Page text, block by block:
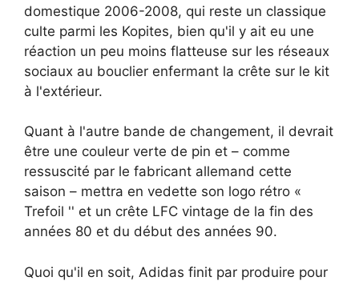
domestique 2006-2008, qui reste un classique
culte parmi les Kopites, bien qu'il y ait eu une
réaction un peu moins flatteuse sur les réseaux
sociaux au bouclier enfermant la crête sur le kit
à l'extérieur.
Quant à l'autre bande de changement, il devrait
être une couleur verte de pin et – comme
ressuscité par le fabricant allemand cette
saison – mettra en vedette son logo rétro «
Trefoil '' et un crête LFC vintage de la fin des
années 80 et du début des années 90.
Quoi qu'il en soit, Adidas finit par produire pour